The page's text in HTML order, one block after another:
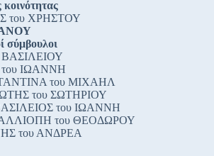
του ΧΡΗΣΤΟΥ
σύμβουλοι
ΒΑΣΙΛΕΙΟΥ
ΙΩΑΝΝΗ
του ΜΙΧΑΗΛ
του ΣΩΤΗΡΙΟΥ
του ΙΩΑΝΝΗ
του ΘΕΟΔΩΡΟΥ
του ΑΝΔΡΕΑ